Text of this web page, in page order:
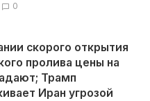
0
скорого открытия
пролива цены на
Трамп
Иран угрозой